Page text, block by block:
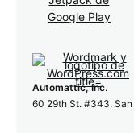
Automattic, Inc.
60 29th St. #343,